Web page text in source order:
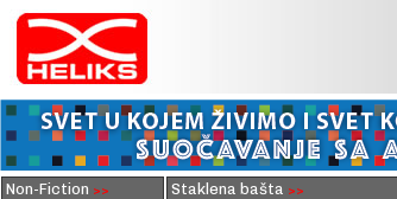
Non-Fiction >> Staklena bašta >>